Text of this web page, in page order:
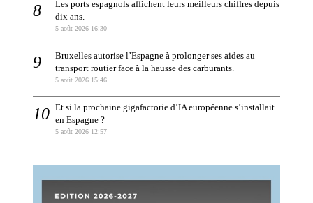
Les ports espagnols affichent leurs meilleurs chiffres depuis
dix ans.
5 août 2026 16:30
Bruxelles autorise l’Espagne à prolonger ses aides au
transport routier face à la hausse des carburants.
5 août 2026 15:46
Et si la prochaine gigafactorie d’IA européenne s’installait
en Espagne ?
5 août 2026 12:57